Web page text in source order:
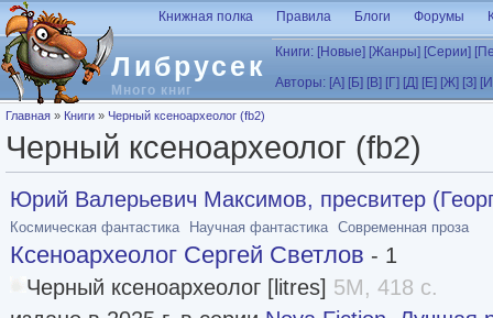
Перейти к основному содержанию
Либрусек
Много книг
Книжная полка Правила Блоги Форумы
Книги: [Новые] [Жанры] [Серии]
Авторы: [А] [Б] [В] [Г] [Д] [Е] [Ж] [З]
Вы здесь
Главная » Книги » Черный ксеноархеолог (fb2)
Черный ксеноархеолог (fb2)
Юрий Валерьевич Максимов, пресвитер
Космическая фантастика Научная фантастика Современная проза
Ксеноархеолог Сергей Светлов - 1
Черный ксеноархеолог [litres] 5M, 418 с.